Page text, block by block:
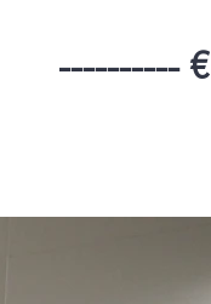
---------- €